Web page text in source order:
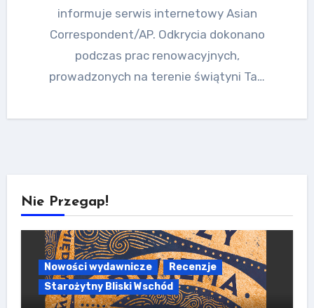
informuje serwis internetowy Asian
Correspondent/AP. Odkrycia dokonano
podczas prac renowacyjnych,
prowadzonych na terenie świątyni Ta…
Nie Przegap!
Nowości wydawnicze
Recenzje
Starożytny Bliski Wschód